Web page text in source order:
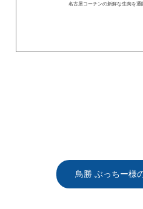
名古屋コーチンの新鮮な生肉を通
鳥勝 ぶっちー様